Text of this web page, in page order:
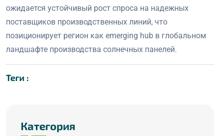
ожидается устойчивый рост спроса на надежных
поставщиков производственных линий, что
позиционирует регион как emerging hub в глобальном
ландшафте производства солнечных панелей.
Теги :
Категория